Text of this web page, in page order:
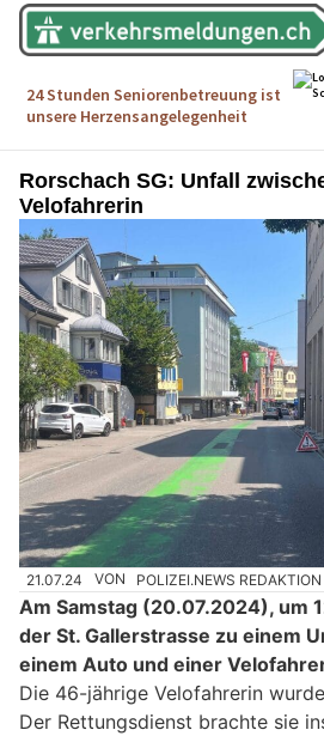
Rorschach SG: Unfall
Velofahrerin
21.07.24 VON POLIZEI.NEWS REDAKTION
Am Samstag (20.07.2024), um
der St. Gallerstrasse zu einem
einem Auto und einer
Die 46-jährige Velofahrerin
Der Rettungsdienst brachte sie